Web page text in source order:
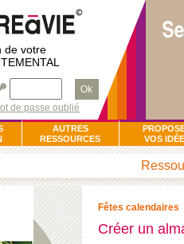
de votre
Ok
de passe oublié
AUTRES
RESSOURCES
VOS
Fêtes calendaires
Créer un